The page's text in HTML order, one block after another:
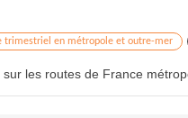
trimestriel en métropole et outre-mer
les routes de France